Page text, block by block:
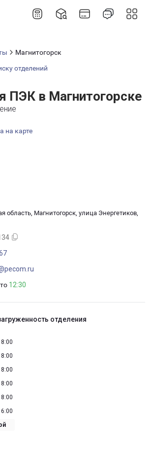
Магнитогорск
отделений
ПЭК в Магнитогорске
на карте
область, Магнитогорск, улица Энергетиков,
12:30
отделения